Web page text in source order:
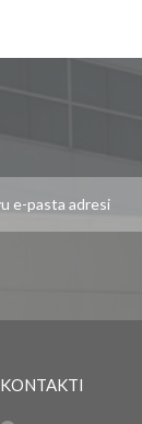
KONTAKTI